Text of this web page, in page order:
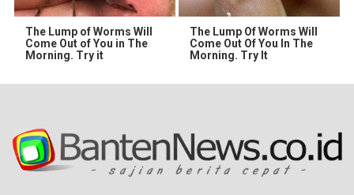
The Lump of Worms Will
Come Out of You in The
Morning. Try it
The Lump Of Worms Will
Come Out Of You In The
Morning. Try It